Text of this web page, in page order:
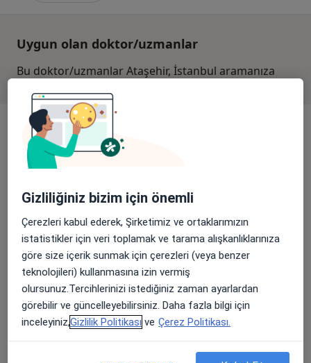
Uygun olan doktor/uzmanlar
Bu doktor/uzmanlar Ataşehir, İstanbul aramanıza
Prof. Dr. Ayşe Parlakgümüş
Kadın hastalıkları ve doğum
9 görüş
Tem Avrupa Otoyolu Göztepe Çıkışı No: 1Bağcılar, İstanbul
Bağcılar Medipol Mega Üniversite Hastanesi
Gizliliğiniz bizim için önemli
Çerezleri kabul ederek, Şirketimiz ve ortaklarımızın
istatistikler için veri toplamak ve tarama alışkanlıklarınıza
göre size içerik sunmak için çerezleri (veya benzer
teknolojileri) kullanmasına izin vermiş
olursunuz.Tercihlerinizi istediğiniz zaman ayarlardan
görebilir ve güncelleyebilirsiniz. Daha fazla bilgi için
inceleyiniz,Gizlilik Politikası ve Çerez Politikası.